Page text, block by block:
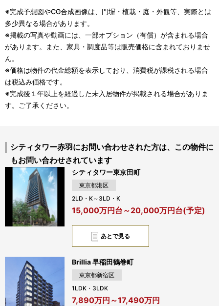
※完成予想図やCG合成画像は、門塀・植栽・庭・外観等、実際とは
多少異なる場合があります。
※掲載の写真や動画には、一部オプション（有償）が含まれる場合
があります。また、家具・調度品等は販売価格に含まれておりませ
ん。
※価格は物件の代金総額を表示しており、消費税が課税される場合
は税込み価格です。
※完成後１年以上を経過した未入居物件が掲載される場合がありま
す。ご了承ください。
シティタワー赤羽にお問い合わせされた方は、この物件に
もお問い合わせされています
あとで見る
シティタワー東京田町
東京都港区
2LD・K～3LD・K
15,000万円台～20,000万円台(予定)
Brillia 早稲田鶴巻町
東京都新宿区
1LDK・3LDK
7,890万円～17,490万円